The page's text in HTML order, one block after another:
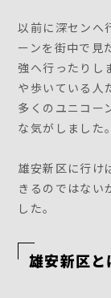
以前に深センへ
ーンを街中で見
強へ行ったりし
や歩いている人
多くのユニコー
な気がしました。
雄安新区に行け
きるのではない
した。
雄安新区と